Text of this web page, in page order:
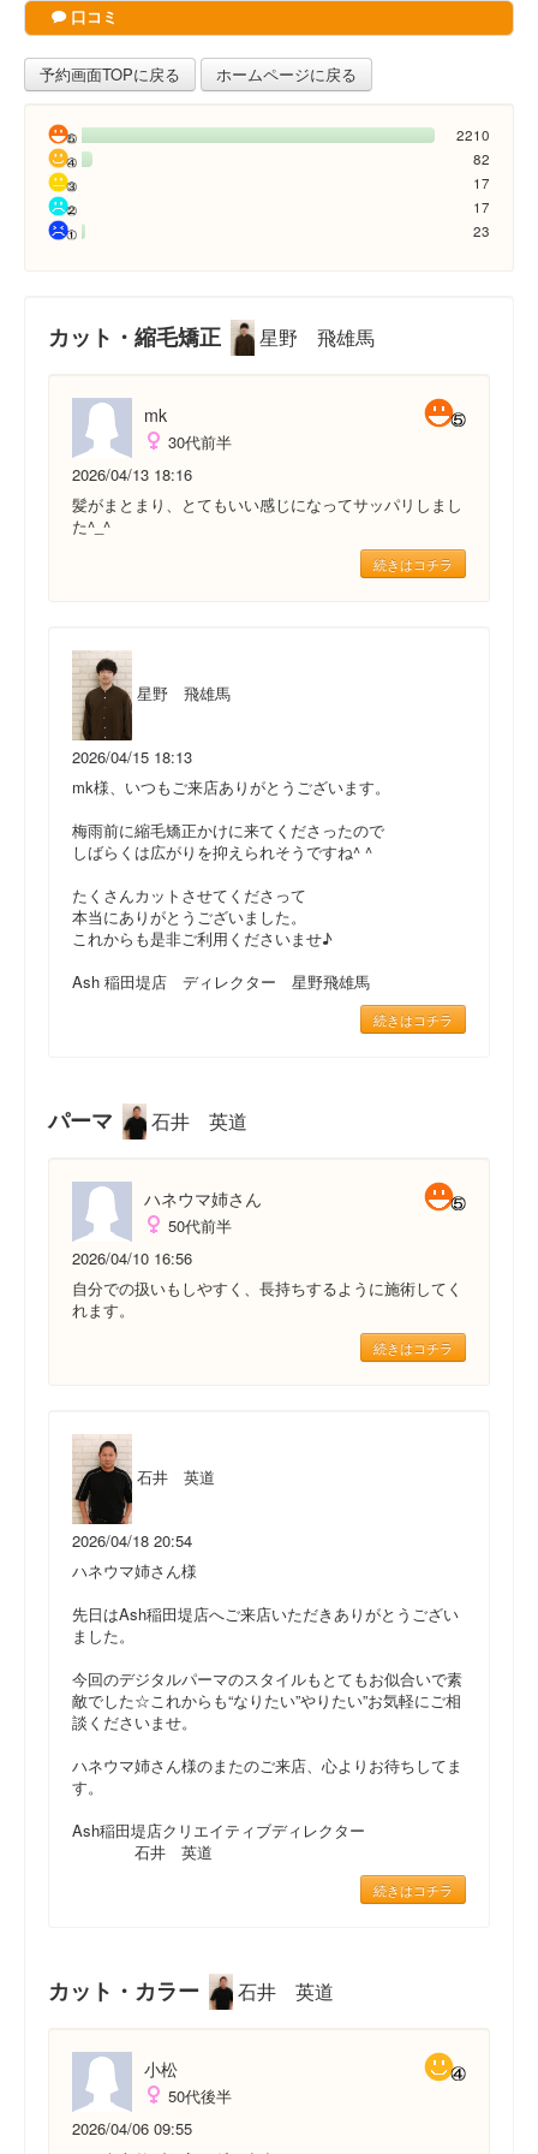
口コミ
予約画面TOPに戻る ホームページに戻る
2210
82
17
17
23
カット・縮毛矯正 星野 飛雄馬
mk
30代前半
2026/04/13 18:16
髪がまとまり、とてもいい感じになってサッパリしまし
た^_^
続きはコチラ
星野 飛雄馬
2026/04/15 18:13
mk様、いつもご来店ありがとうございます。
梅雨前に縮毛矯正かけに来てくださったので
しばらくは広がりを抑えられそうですね^ ^
たくさんカットさせてくださって
本当にありがとうございました。
これからも是非ご利用くださいませ♪
Ash 稲田堤店 ディレクター 星野飛雄馬
続きはコチラ
パーマ 石井 英道
ハネウマ姉さん
50代前半
2026/04/10 16:56
自分での扱いもしやすく、長持ちするように施術してく
れます。
続きはコチラ
石井 英道
2026/04/18 20:54
ハネウマ姉さん様
先日はAsh稲田堤店へご来店いただきありがとうござい
ました。
今回のデジタルパーマのスタイルもとてもお似合いで素
敵でした☆これからも“なりたい”やりたい”お気軽にご相
談くださいませ。
ハネウマ姉さん様のまたのご来店、心よりお待ちしてま
す。
Ash稲田堤店クリエイティブディレクター
石井 英道
続きはコチラ
カット・カラー 石井 英道
小松
50代後半
2026/04/06 09:55